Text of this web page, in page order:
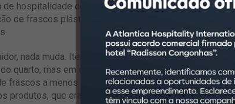
de hospitalidade com mais de 170 empreendimentos
de frascos plásticos nos
nada muda. Itens, como shampoo, condicionador,
quarto, mas em embalagens fixas, maiores e com
frascos a menos por ano, representando uma
produtos, que eram trocados diariamente a cada